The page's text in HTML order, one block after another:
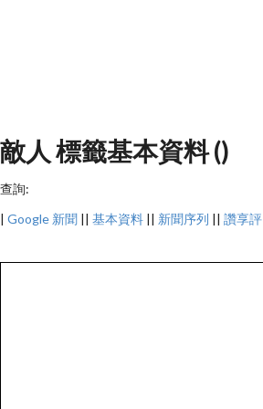
敵人 標籤基本資料 ()
查詢:
| Google 新聞 || 基本資料 || 新聞序列 || 讚享評